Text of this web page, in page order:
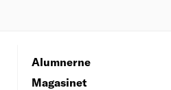
Alumnerne
Magasinet